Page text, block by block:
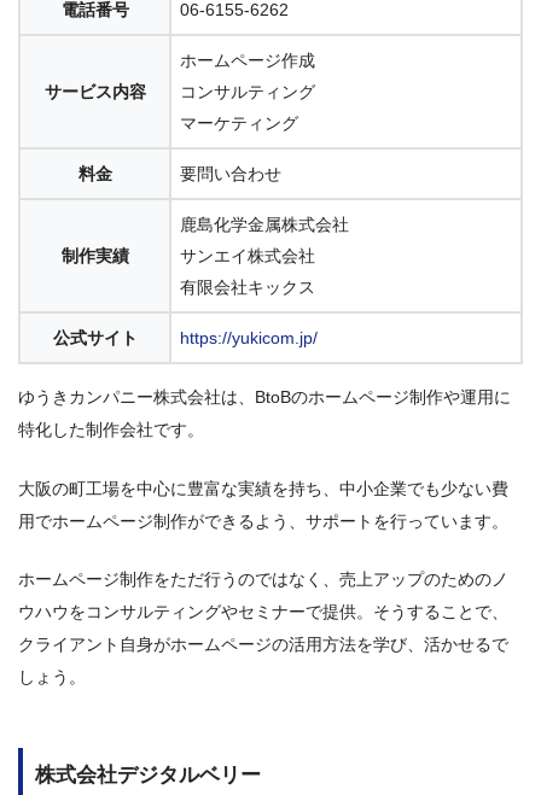
電話番号 06-6155-6262
サービス内容
ホームページ作成
コンサルティング
マーケティング
料金 要問い合わせ
制作実績
鹿島化学金属株式会社
サンエイ株式会社
有限会社キックス
公式サイト https://yukicom.jp/
ゆうきカンパニー株式会社は、BtoBのホームページ制作や運用に
特化した制作会社です。
大阪の町工場を中心に豊富な実績を持ち、中小企業でも少ない費
用でホームページ制作ができるよう、サポートを行っています。
ホームページ制作をただ行うのではなく、売上アップのためのノ
ウハウをコンサルティングやセミナーで提供。そうすることで、
クライアント自身がホームページの活用方法を学び、活かせるで
しょう。
株式会社デジタルベリー